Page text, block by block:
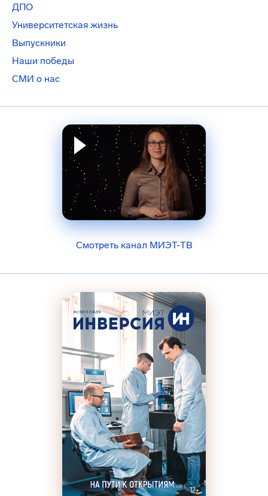
ДПО
Университетская жизнь
Выпускники
Наши победы
СМИ о нас
Смотреть канал МИЭТ-ТВ